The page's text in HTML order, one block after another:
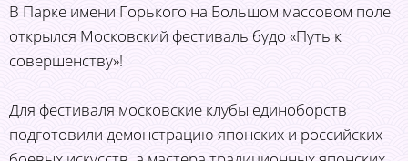
В Парке имени Горького на Большом массовом поле
открылся Московский фестиваль будо «Путь к
совершенству»!
Для фестиваля московские клубы единоборств
подготовили демонстрацию японских и российских